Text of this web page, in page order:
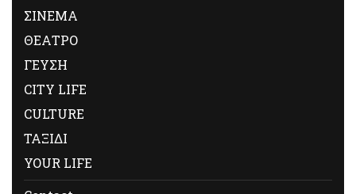
ΣΙΝΕΜΑ
ΘΕΑΤΡΟ
ΓΕΥΣΗ
CITY LIFE
CULTURE
ΤΑΞΙΔΙ
YOUR LIFE